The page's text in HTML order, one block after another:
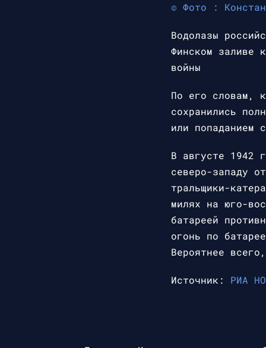
© Фото :
Водолазы
Финском заливе
войны
По его словам,
сохранились
или попаданием
В августе 1942
северо-западу
тральщики-
милях на юго-
батареей
огонь по
Вероятнее
Источник: РИА